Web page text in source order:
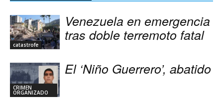
catastrofe
Venezuela en emergencia
tras doble terremoto fatal
CRIMEN
ORGANIZADO
El ‘Niño Guerrero’, abatido